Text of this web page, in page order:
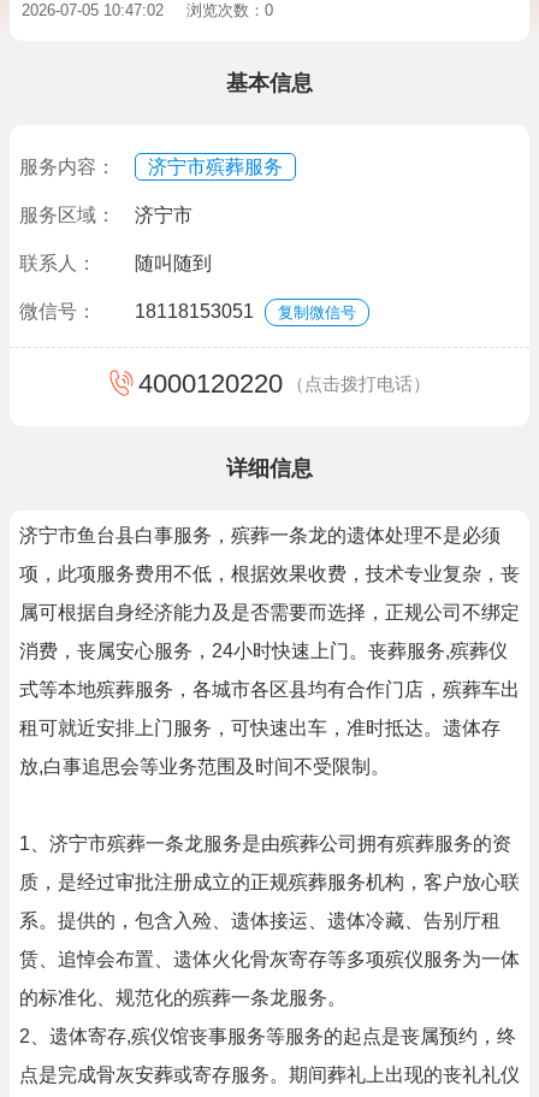
2026-07-05 10:47:02 浏览次数：0
基本信息
服务内容： 济宁市殡葬服务
服务区域： 济宁市
联系人： 随叫随到
微信号： 18118153051 复制微信号
4000120220 （点击拨打电话）
详细信息
济宁市鱼台县白事服务，殡葬一条龙的遗体处理不是必须
项，此项服务费用不低，根据效果收费，技术专业复杂，丧
属可根据自身经济能力及是否需要而选择，正规公司不绑定
消费，丧属安心服务，24小时快速上门。丧葬服务,殡葬仪
式等本地殡葬服务，各城市各区县均有合作门店，殡葬车出
租可就近安排上门服务，可快速出车，准时抵达。遗体存
放,白事追思会等业务范围及时间不受限制。
1、济宁市殡葬一条龙服务是由殡葬公司拥有殡葬服务的资
质，是经过审批注册成立的正规殡葬服务机构，客户放心联
系。提供的，包含入殓、遗体接运、遗体冷藏、告别厅租
赁、追悼会布置、遗体火化骨灰寄存等多项殡仪服务为一体
的标准化、规范化的殡葬一条龙服务。
2、遗体寄存,殡仪馆丧事服务等服务的起点是丧属预约，终
点是完成骨灰安葬或寄存服务。期间葬礼上出现的丧礼礼仪